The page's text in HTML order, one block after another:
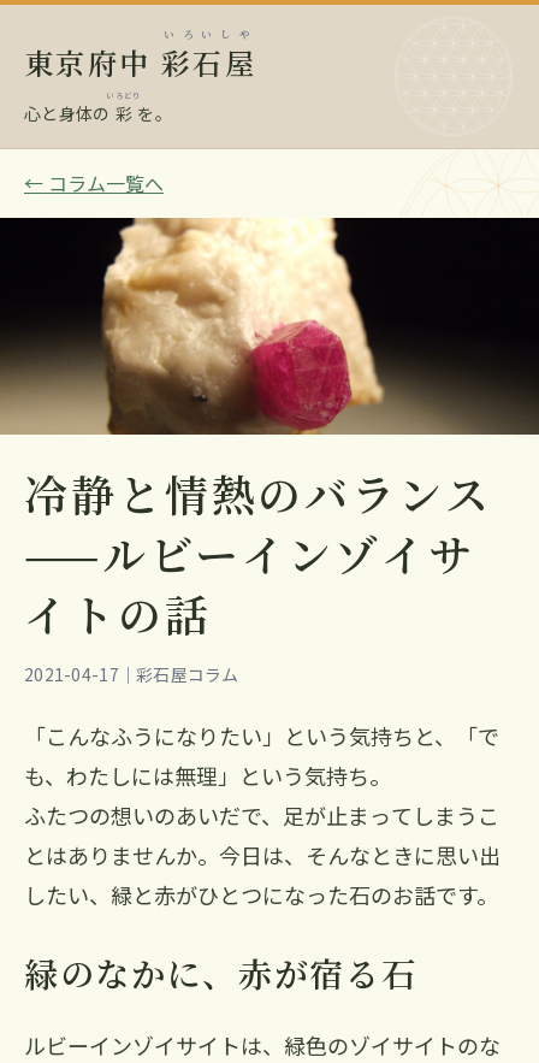
東京府中 彩石屋
いろいしや
心と身体の 彩
いろどり
を。
← コラム一覧へ
冷静と情熱のバランス
——ルビーインゾイサ
イトの話
2021-04-17｜彩石屋コラム
「こんなふうになりたい」という気持ちと、「で
も、わたしには無理」という気持ち。
ふたつの想いのあいだで、足が止まってしまうこ
とはありませんか。今日は、そんなときに思い出
したい、緑と赤がひとつになった石のお話です。
緑のなかに、赤が宿る石
ルビーインゾイサイトは、緑色のゾイサイトのな